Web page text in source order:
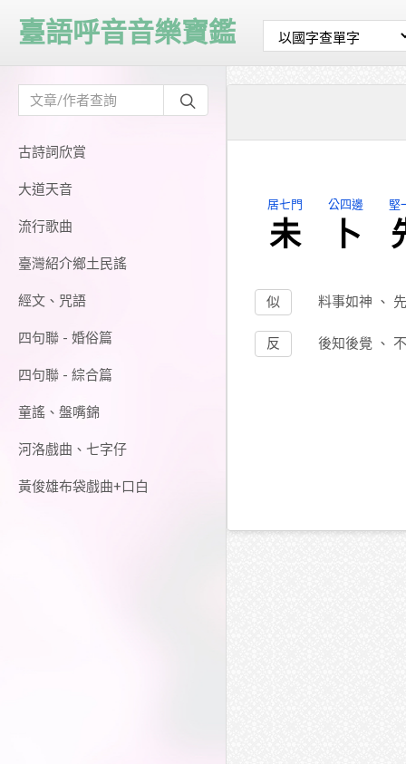
古詩詞欣賞
大道天音
流行歌曲
臺灣紹介鄉土民謠
經文、咒語
四句聯 - 婚俗篇
四句聯 - 綜合篇
童謠、盤嘴錦
河洛戲曲、七字仔
黃俊雄布袋戲曲+口白
臺語呼音音樂寶鑑
居七門
未
公四邊
卜
堅
料事如神 、
似
後知後覺 、
反